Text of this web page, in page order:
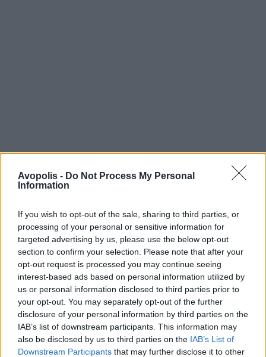
Avopolis - Do Not Process My Personal
Information
If you wish to opt-out of the sale, sharing to third parties, or
processing of your personal or sensitive information for
targeted advertising by us, please use the below opt-out
section to confirm your selection. Please note that after your
opt-out request is processed you may continue seeing
interest-based ads based on personal information utilized by
us or personal information disclosed to third parties prior to
your opt-out. You may separately opt-out of the further
disclosure of your personal information by third parties on the
IAB’s list of downstream participants. This information may
also be disclosed by us to third parties on the IAB’s List of
Downstream Participants that may further disclose it to other